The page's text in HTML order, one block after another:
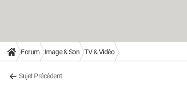
Forum Image & Son TV & Vidéo
Sujet Précédent